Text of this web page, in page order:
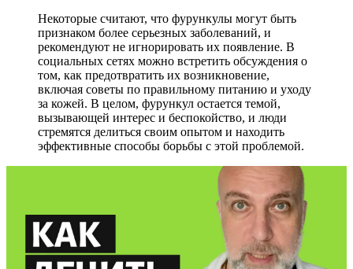
Некоторые считают, что фурункулы могут быть
признаком более серьезных заболеваний, и
рекомендуют не игнорировать их появление. В
социальных сетях можно встретить обсуждения о
том, как предотвратить их возникновение,
включая советы по правильному питанию и уходу
за кожей. В целом, фурункул остается темой,
вызывающей интерес и беспокойство, и люди
стремятся делиться своим опытом и находить
эффективные способы борьбы с этой проблемой.